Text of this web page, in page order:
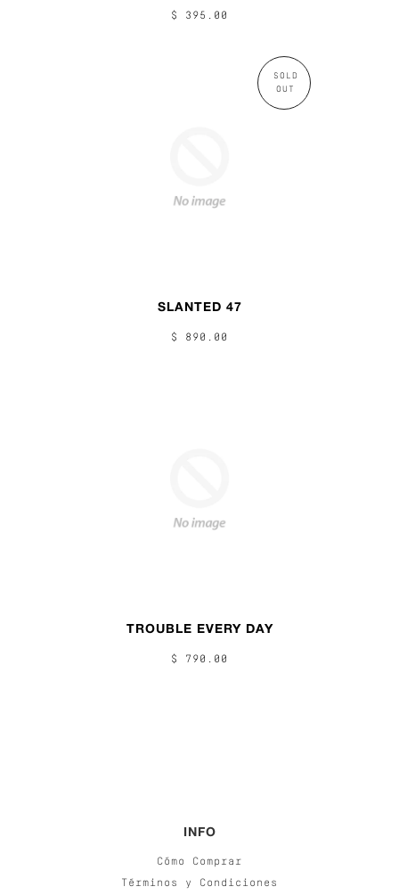
$ 395.00
SOLD
OUT
SLANTED 47
$ 890.00
TROUBLE EVERY DAY
$ 790.00
INFO
Cómo Comprar
Términos y Condiciones